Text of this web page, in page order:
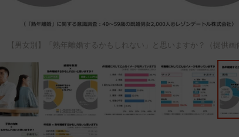
【男女別】「熟年離婚するかもしれない」と思いますか？（提供画